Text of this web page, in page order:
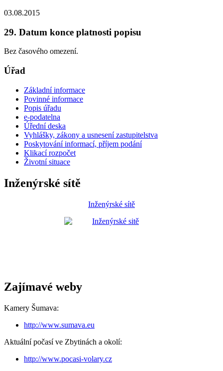
03.08.2015
29. Datum konce platnosti popisu
Bez časového omezení.
Úřad
Základní informace
Povinné informace
Popis úřadu
e-podatelna
Úřední deska
Vyhlášky, zákony a usnesení zastupitelstva
Poskytování informací, příjem podání
Klikací rozpočet
Životní situace
Inženýrské sítě
Inženýrské sítě
Zajímavé weby
Kamery Šumava:
http://www.sumava.eu
Aktuální počasí ve Zbytinách a okolí:
http://www.pocasi-volary.cz